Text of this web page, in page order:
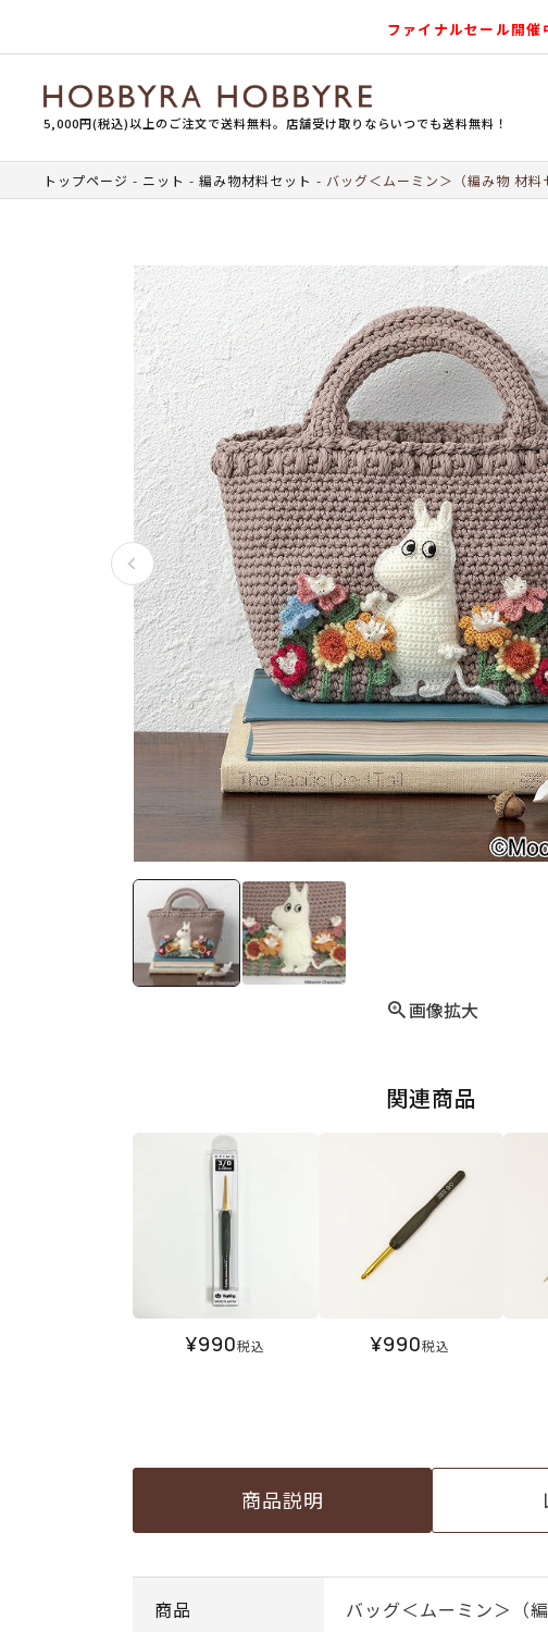
ファイナルセール開
5,000円(税込)以上のご注文で送料無料。店舗受け取りならいつでも送料無料！
トップページ ニット 編み物材料セット バッグ＜ムーミン＞（編み物 材料
画像拡大
関連商品
¥990税込 ¥990税込
商品説明
商品 バッグ＜ムーミン＞（